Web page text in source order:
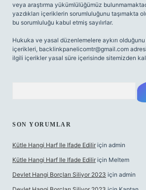
veya araştırma yükümlülüğümüz
yazdıkları içeriklerin sorumluluğunu taşımakta
bu sorumluluğu kabul etmiş sayılırlar.
Hukuka ve yasal düzenlemelere aykırı
içerikleri, backlinkpanelicomtr@gmail.com
ilgili içerikler yasal süre içerisinde sitemizden
SON YORUMLAR
Kütle Hangi Harf Ile Ifade Edilir için admin
Kütle Hangi Harf Ile Ifade Edilir için Meltem
Devlet Hangi Borçları Siliyor 2023 için admin